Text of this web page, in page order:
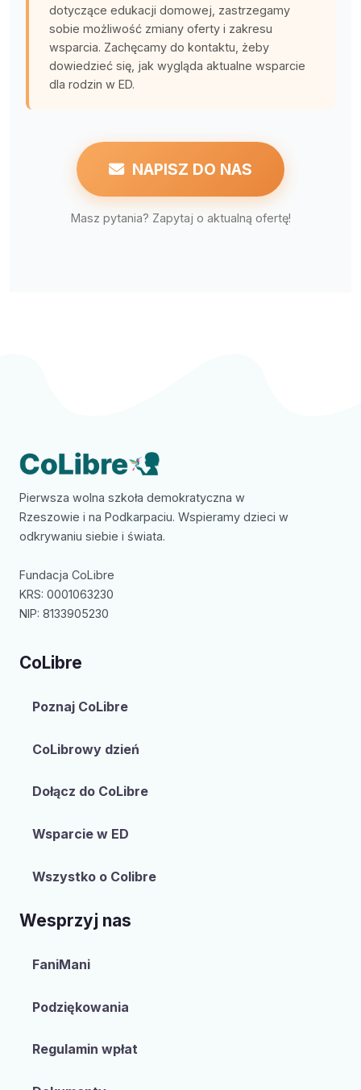
dotyczące edukacji domowej, zastrzegamy
sobie możliwość zmiany oferty i zakresu
wsparcia. Zachęcamy do kontaktu, żeby
dowiedzieć się, jak wygląda aktualne wsparcie
dla rodzin w ED.
NAPISZ DO NAS
Masz pytania? Zapytaj o aktualną ofertę!
Pierwsza wolna szkoła demokratyczna w
Rzeszowie i na Podkarpaciu. Wspieramy dzieci w
odkrywaniu siebie i świata.
Fundacja CoLibre
KRS: 0001063230
NIP: 8133905230
CoLibre
Poznaj CoLibre
CoLibrowy dzień
Dołącz do CoLibre
Wsparcie w ED
Wszystko o Colibre
Wesprzyj nas
FaniMani
Podziękowania
Regulamin wpłat